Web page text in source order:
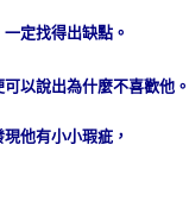
定找得出缺點。
以說出為什麼不喜歡他。
他有小小瑕疵，